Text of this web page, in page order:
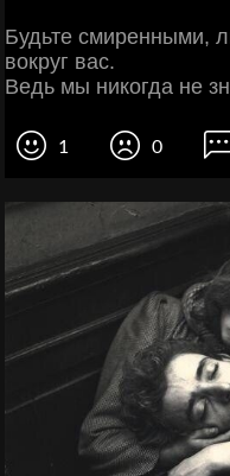
Будьте смиренными,
вокруг вас.
Ведь мы никогда не
1 0